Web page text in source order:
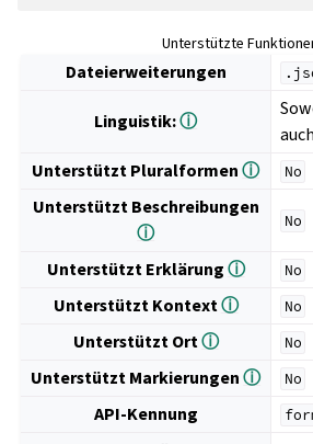
Unterstützte
Dateierweiterungen
Linguistik:ⓘ
Unterstützt Pluralformenⓘ No
Unterstützt Beschreibungen
ⓘ
No
Unterstützt Erklärungⓘ No
Unterstützt Kontextⓘ No
Unterstützt Ortⓘ No
Unterstützt Markierungenⓘ No
API-Kennung